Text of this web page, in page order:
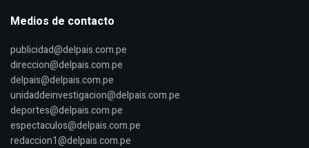
Medios de contacto
publicidad@delpais.com.pe
direccion@delpais.com.pe
delpais@delpais.com.pe
unidaddeinvestigacion@delpais.com.pe
deportes@delpais.com.pe
espectaculos@delpais.com.pe
redaccion1@delpais.com.pe